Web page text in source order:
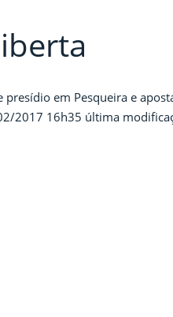
presídio em Pesqueira e
2017 16h35 última